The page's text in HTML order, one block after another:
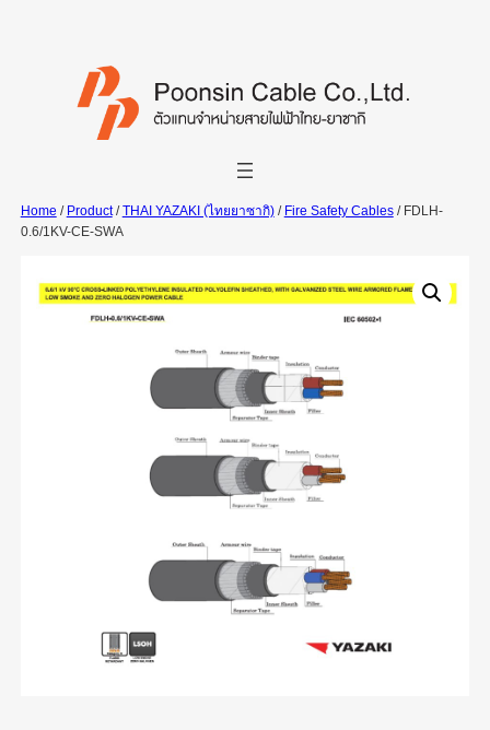
Home / Product/THAI YAZAKI (ไทยยาซากิ)/ Fire Safety Cables/ FDLH-
0.6/1KV-CE-SWA